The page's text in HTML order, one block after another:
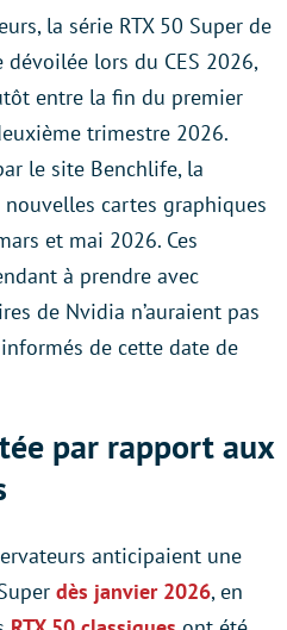
la série RTX 50 Super de
lors du CES 2026,
entre la fin du premier
trimestre 2026.
le site Benchlife, la
cartes graphiques
et mai 2026. Ces
à prendre avec
de Nvidia n’auraient pas
de cette date de
par rapport aux
anticipaient une
dès janvier 2026, en